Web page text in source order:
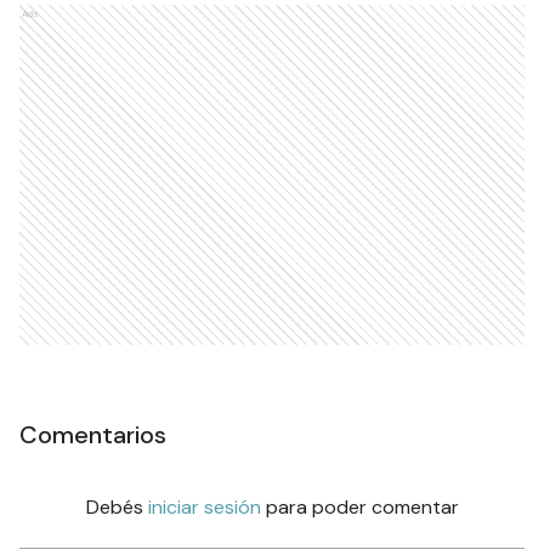
Ads
Comentarios
Debés iniciar sesión para poder comentar